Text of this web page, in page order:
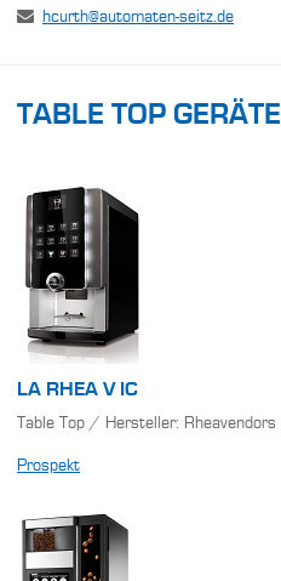
hcurth@automaten-seitz.de
TABLE TOP GERÄTE
LA RHEA V IC
Table Top / Hersteller: Rheavendors
Prospekt